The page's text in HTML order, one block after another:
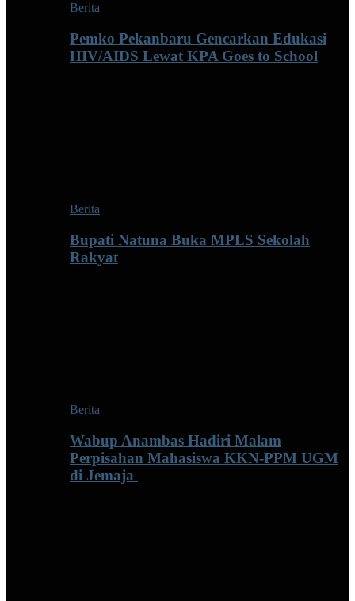
Berita
Pemko Pekanbaru Gencarkan Edukasi
HIV/AIDS Lewat KPA Goes to School
Berita
Bupati Natuna Buka MPLS Sekolah
Rakyat
Berita
Wabup Anambas Hadiri Malam
Perpisahan Mahasiswa KKN-PPM UGM
di Jemaja ‎